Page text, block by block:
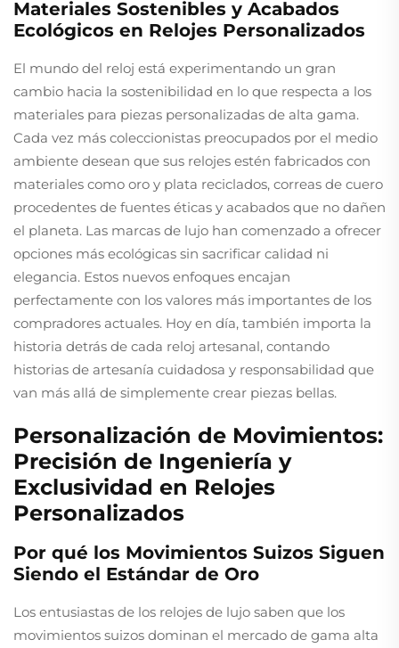
Materiales Sostenibles y Acabados
Ecológicos en Relojes Personalizados
El mundo del reloj está experimentando un gran
cambio hacia la sostenibilidad en lo que respecta a los
materiales para piezas personalizadas de alta gama.
Cada vez más coleccionistas preocupados por el medio
ambiente desean que sus relojes estén fabricados con
materiales como oro y plata reciclados, correas de cuero
procedentes de fuentes éticas y acabados que no dañen
el planeta. Las marcas de lujo han comenzado a ofrecer
opciones más ecológicas sin sacrificar calidad ni
elegancia. Estos nuevos enfoques encajan
perfectamente con los valores más importantes de los
compradores actuales. Hoy en día, también importa la
historia detrás de cada reloj artesanal, contando
historias de artesanía cuidadosa y responsabilidad que
van más allá de simplemente crear piezas bellas.
Personalización de Movimientos:
Precisión de Ingeniería y
Exclusividad en Relojes
Personalizados
Por qué los Movimientos Suizos Siguen
Siendo el Estándar de Oro
Los entusiastas de los relojes de lujo saben que los
movimientos suizos dominan el mercado de gama alta